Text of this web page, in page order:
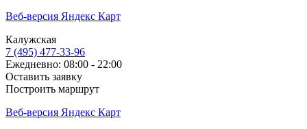
Веб-версия Яндекс Карт
Калужская
7 (495) 477-33-96
Ежедневно: 08:00 - 22:00
Оставить заявку
Построить маршрут
Веб-версия Яндекс Карт